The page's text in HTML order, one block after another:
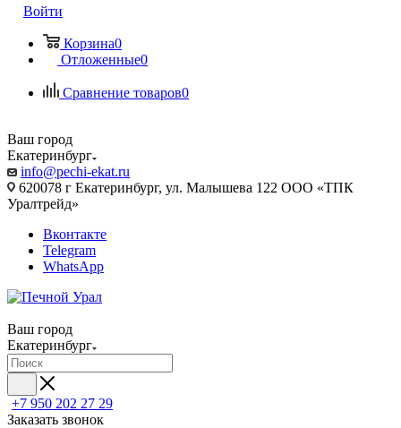
Войти
Корзина0
Отложенные0
Сравнение товаров0
Ваш город
Екатеринбург
info@pechi-ekat.ru
620078 г Екатеринбург, ул. Малышева 122 ООО «ТПК
Уралтрейд»
Вконтакте
Telegram
WhatsApp
Ваш город
Екатеринбург
+7 950 202 27 29
Заказать звонок